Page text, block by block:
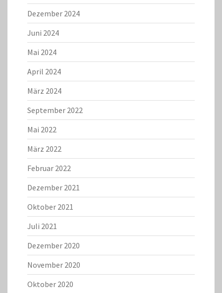
Dezember 2024
Juni 2024
Mai 2024
April 2024
März 2024
September 2022
Mai 2022
März 2022
Februar 2022
Dezember 2021
Oktober 2021
Juli 2021
Dezember 2020
November 2020
Oktober 2020